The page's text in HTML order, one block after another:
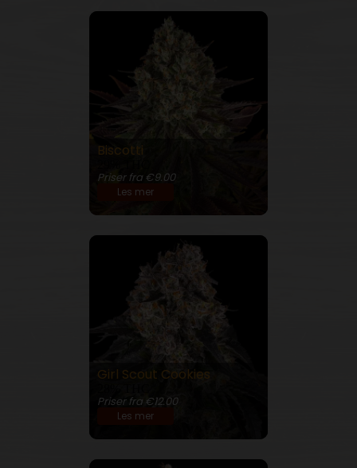
Biscotti
Priser fra €9.00
Les mer
Girl Scout Cookies
Priser fra €12.00
Les mer